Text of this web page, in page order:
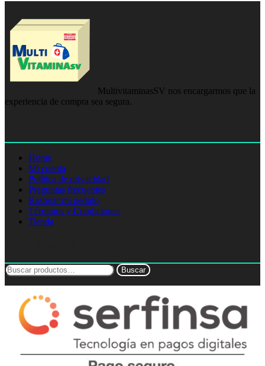
MultivitaminasSV nos encargarmos que la
experiencia de compra sea segura.
Home
Mi cuenta
Política de privacidad
Preguntas frecuentes
Rastrear mi pedido
Términos y Condiciones
Tienda
Buscar
por:
Buscar